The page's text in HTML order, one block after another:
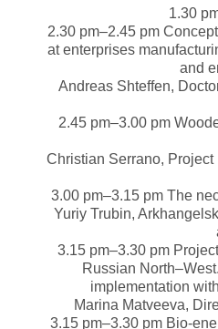
1.30
2.30 pm–2.45 pm
at enterprises
and
Andreas Shteffen,
2.45 pm–3.00 pm
Christian Serrano,
3.00 pm–3.15 pm The
Yuriy Trubin,
3.15 pm–3.30 pm
Russian
implementation
Marina Matveeva,
3.15 pm–3.30 pm Bio-